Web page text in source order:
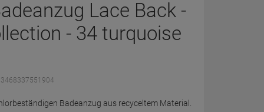
Lace Back -
- 34 turquoise
3468337551904
Badeanzug aus recyceltem Material.